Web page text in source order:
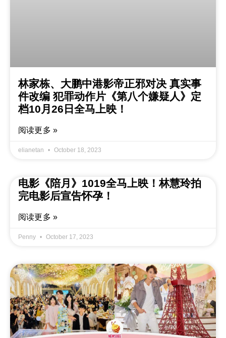
林家栋、大鹏中港影帝正邪对决 真实事
件改编 犯罪动作片《第八个嫌疑人》定
档10月26日全马上映！
阅读更多 »
elianetan October 18, 2023
电影《陪月》1019全马上映！林慧玲拍
完电影后宣告怀孕！
阅读更多 »
Penny October 17, 2023